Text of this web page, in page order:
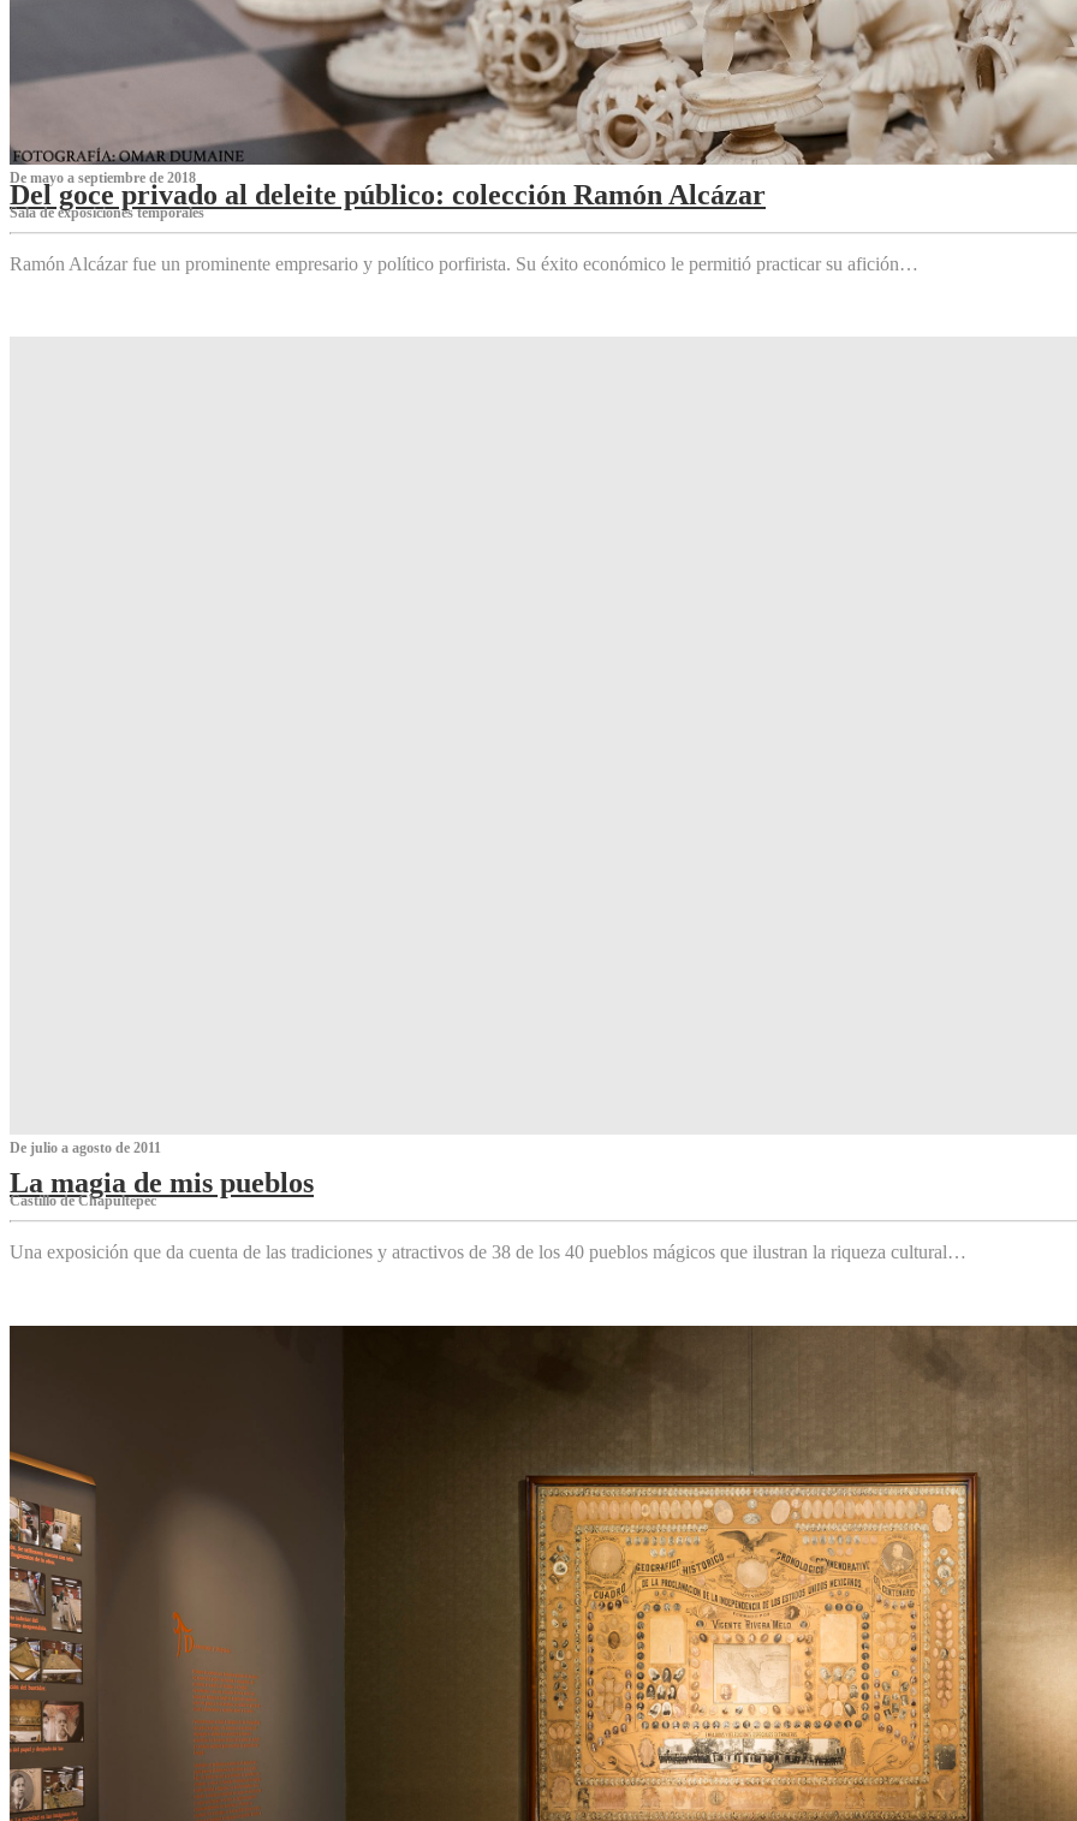
De mayo a septiembre de 2018
Del goce privado al deleite público: colección Ramón Alcázar
Sala de exposiciones temporales
Ramón Alcázar fue un prominente empresario y político porfirista. Su éxito económico le permitió practicar su afición…
De julio a agosto de 2011
La magia de mis pueblos
Castillo de Chapultepec
Una exposición que da cuenta de las tradiciones y atractivos de 38 de los 40 pueblos mágicos que ilustran la riqueza cultural…